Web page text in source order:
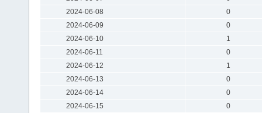
2024-06-08
0
2024-06-09
0
2024-06-10
1
2024-06-11
0
2024-06-12
1
2024-06-13
0
2024-06-14
0
2024-06-15
0